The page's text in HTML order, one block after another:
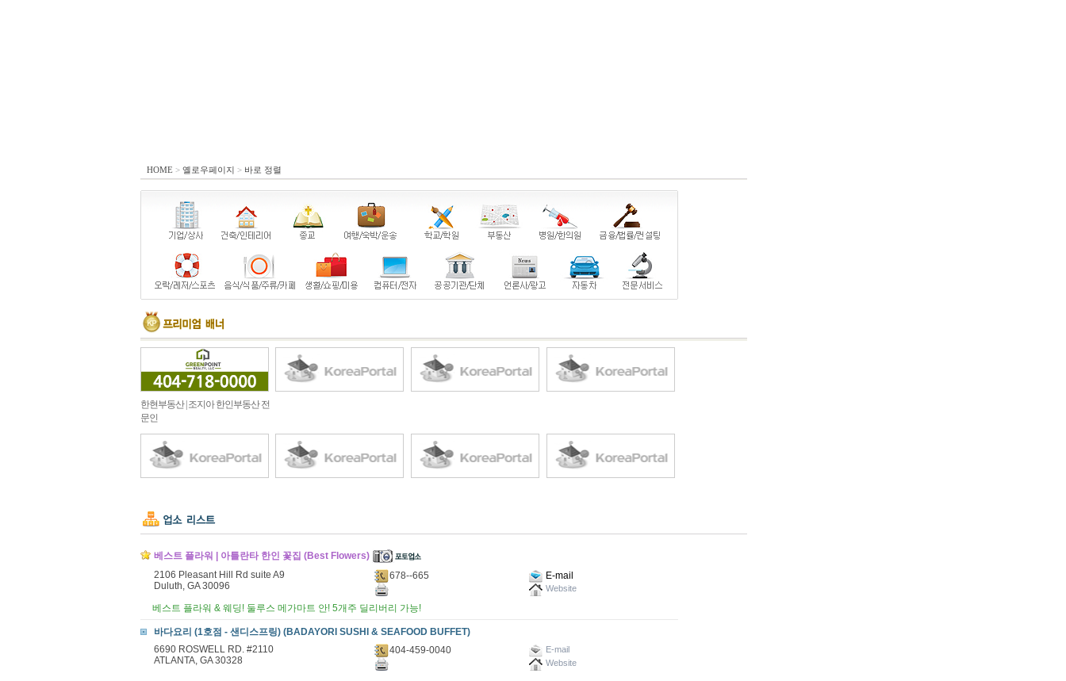
HOME > 옐로우페이지 > 바로 정렬
한현부동산 | 조지아 한인부동산 전
문인
베스트 플라워 | 아틀란타 한인 꽃집 (Best Flowers)
2106 Pleasant Hill Rd suite A9
Duluth, GA 30096
678--665 E-mail
Website
베스트 플라워 & 웨딩! 둘루스 메가마트 안! 5개주 딜리버리 가능!
바다요리 (1호점 - 샌디스프링) (BADAYORI SUSHI & SEAFOOD BUFFET)
6690 ROSWELL RD. #2110
ATLANTA, GA 30328
404-459-0040
E-mail
Website